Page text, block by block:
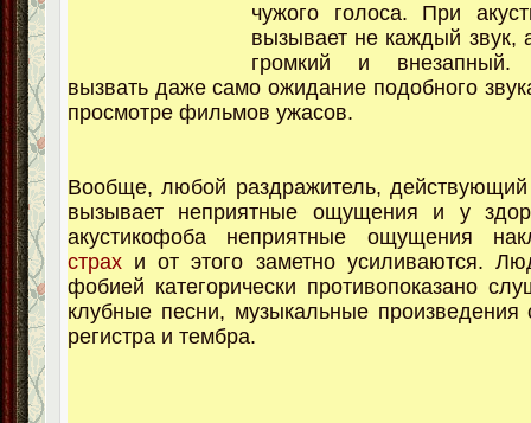
чужого голоса. При
вызывает не каждый звук,
громкий и внезапный.
вызвать даже само ожидание подобного
просмотре фильмов ужасов.
Вообще, любой раздражитель, действующий
вызывает неприятные ощущения и у
акустикофоба неприятные ощущения
страх и от этого заметно усиливаются.
фобией категорически противопоказано
клубные песни, музыкальные произведения
регистра и тембра.